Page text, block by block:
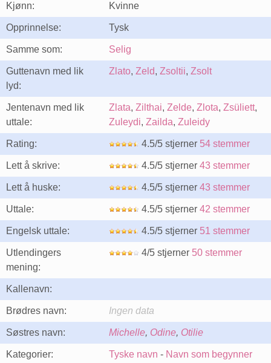
Kjønn: Kvinne
Opprinnelse: Tysk
Samme som: Selig
Guttenavn med lik
lyd:
Zlato, Zeld, Zsoltii, Zsolt
Jentenavn med lik
uttale:
Zlata, Zilthai, Zelde, Zlota, Zsüliett,
Zuleydi, Zailda, Zuleidy
Rating: 4.5/5 stjerner 54 stemmer
Lett å skrive: 4.5/5 stjerner 43 stemmer
Lett å huske: 4.5/5 stjerner 43 stemmer
Uttale: 4.5/5 stjerner 42 stemmer
Engelsk uttale: 4.5/5 stjerner 51 stemmer
Utlendingers
mening:
4/5 stjerner 50 stemmer
Kallenavn:
Brødres navn: Ingen data
Søstres navn: Michelle, Odine, Otilie
Kategorier: Tyske navn - Navn som begynner